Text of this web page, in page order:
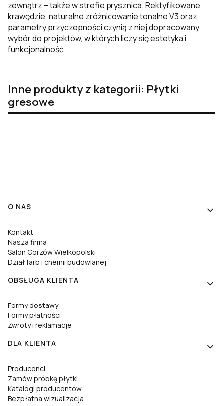
zewnątrz – także w strefie prysznica. Rektyfikowane
krawędzie, naturalne zróżnicowanie tonalne V3 oraz
parametry przyczepności czynią z niej dopracowany
wybór do projektów, w których liczy się estetyka i
funkcjonalność.
Inne produkty z kategorii: Płytki
gresowe
Linki w stopce
O NAS
Kontakt
Nasza firma
Salon Gorzów Wielkopolski
Dział farb i chemii budowlanej
OBSŁUGA KLIENTA
Formy dostawy
Formy płatności
Zwroty i reklamacje
DLA KLIENTA
Producenci
Zamów próbkę płytki
Katalogi producentów
Bezpłatna wizualizacja